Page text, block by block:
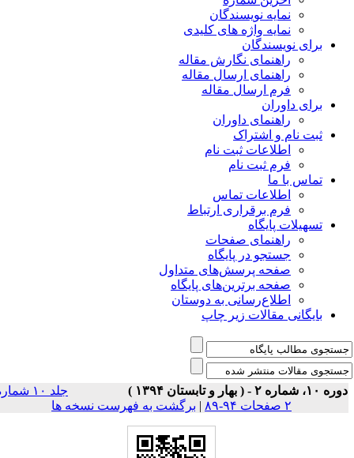
نمایه نویسندگان
نمایه واژه های کلیدی
برای نویسندگان
راهنمای نگارش مقاله
راهنمای ارسال مقاله
فرم ارسال مقاله
برای داوران
راهنمای داوران
ثبت نام و اشتراک
اطلاعات ثبت نام
فرم ثبت نام
تماس با ما
اطلاعات تماس
فرم برقراری ارتباط
تسهیلات پایگاه
راهنمای صفحات
جستجو در پایگاه
صفحه پرسش‌های متداول
صفحه برترین‌های پایگاه
اطلاع‌رسانی به دوستان
بایگانی مقالات زیر چاپ
شماره ۲ - ( بهار و تابستان ۱۳۹۴ )
جلد ۱۰ شماره
| برگشت به فهرست نسخه ها